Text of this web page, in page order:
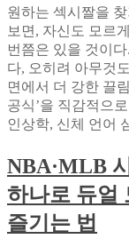
원하는 섹시짤을
보면, 자신도 모르
번쯤은 있을 것이
다, 오히려 아무것
면에서 더 강한 끌
공식’을 직감적으
인상학, 신체 언어
NBA·MLB
하나로 듀얼
즐기는 법